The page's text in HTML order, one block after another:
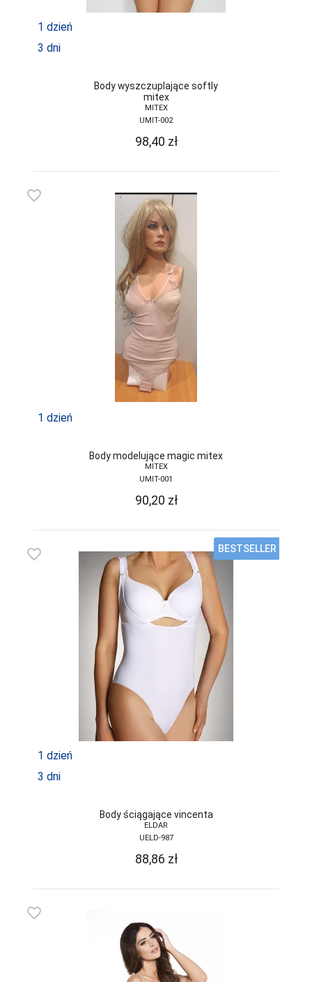
1 dzień
3 dni
Body wyszczuplające softly
mitex
MITEX
UMIT-002
98,40 zł
favorite_border
1 dzień
Body modelujące magic mitex
MITEX
UMIT-001
90,20 zł
favorite_border BESTSELLER
1 dzień
3 dni
Body ściągające vincenta
ELDAR
UELD-987
88,86 zł
favorite_border